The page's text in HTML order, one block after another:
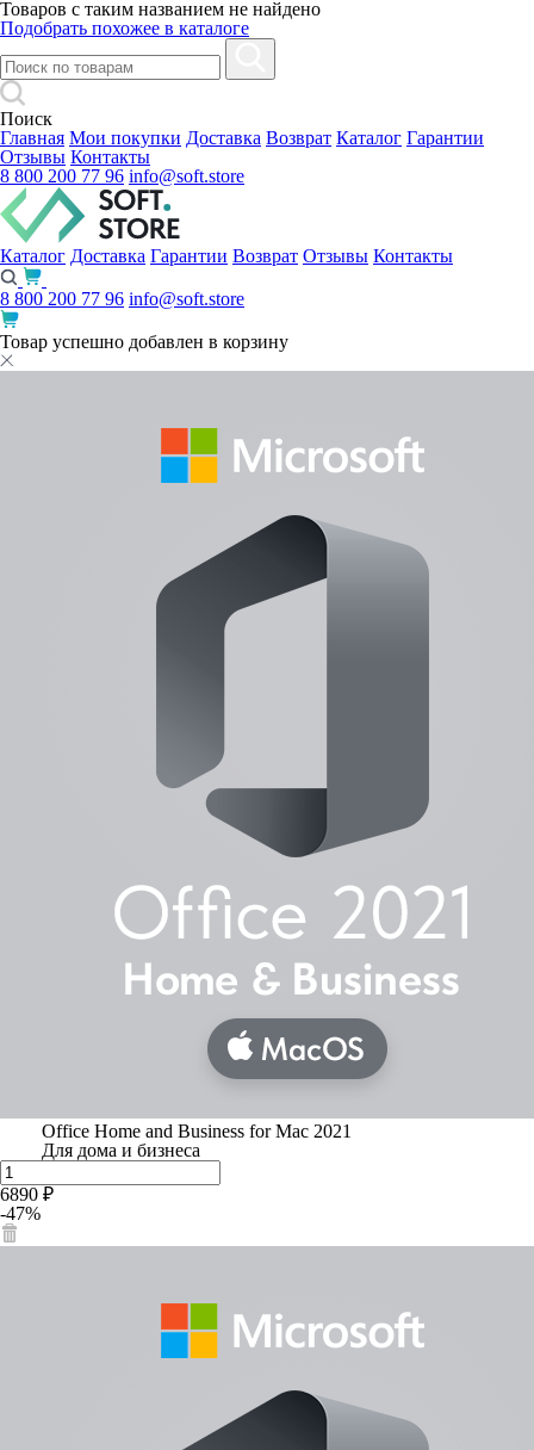
Товаров с таким названием не найдено
Подобрать похожее в каталоге
Поиск
Главная Мои покупки Доставка Возврат Каталог Гарантии
Отзывы Контакты
8 800 200 77 96 info@soft.store
Каталог Доставка Гарантии Возврат Отзывы Контакты
8 800 200 77 96 info@soft.store
Товар успешно добавлен в корзину
Office Home and Business for Mac 2021
Для дома и бизнеса
6890 ₽
-47%